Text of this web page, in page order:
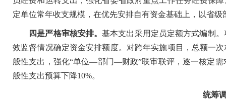
定单位常年收支规模，在优先安排自有资金基础上，以省
四是严格审核安排。基本支出采用定员定额方式编制
效监督情况确定资金安排额度。对跨年实施项目，总额一
般性支出，强化“单位—部门—财政”联审联评，逐一核定需
般性支出预算下降10%。
统筹调